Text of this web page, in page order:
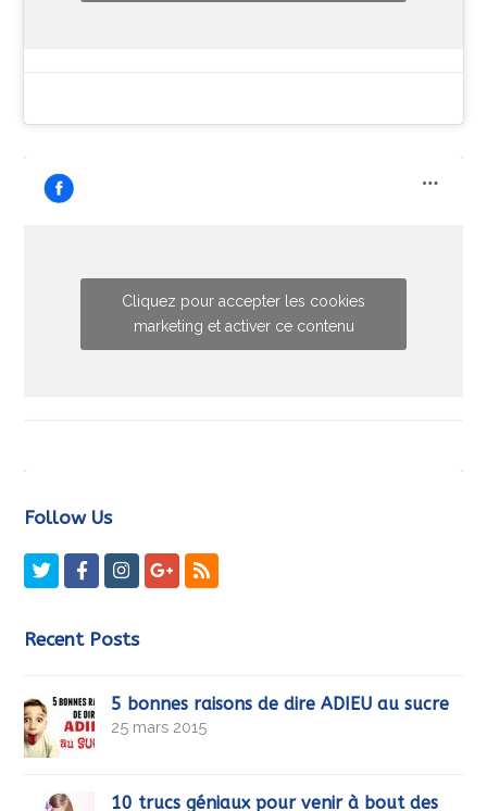
Cliquez pour accepter les cookies
marketing et activer ce contenu
Follow Us
TwitterFacebookInstagramGooglePlus
RSS
Recent Posts
5 bonnes raisons de dire ADIEU au sucre
25 mars 2015
10 trucs géniaux pour venir à bout des